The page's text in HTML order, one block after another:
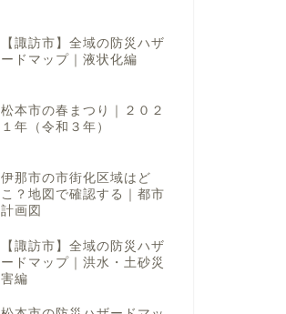
【諏訪市】全域の防災ハザ
ードマップ｜液状化編
松本市の春まつり｜２０２
１年（令和３年）
伊那市の市街化区域はど
こ？地図で確認する｜都市
計画図
【諏訪市】全域の防災ハザ
ードマップ｜洪水・土砂災
害編